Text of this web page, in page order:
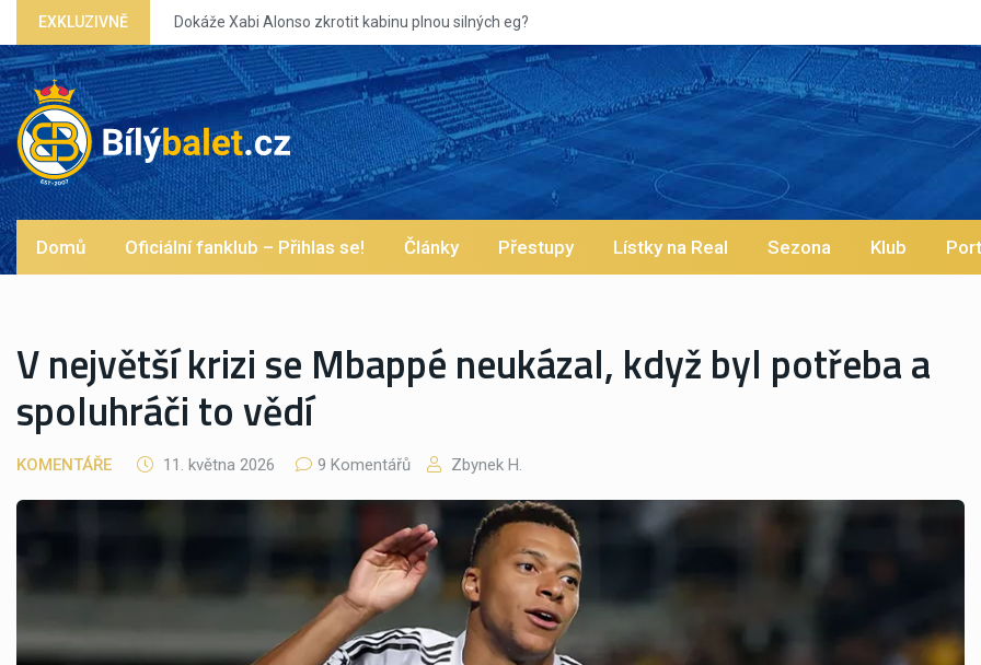
EXKLUZIVNĚ
Dokáže Xabi Alonso zkrotit kabinu plnou silných eg?
Domů Oficiální fanklub – Přihlas se! Články Přestupy Lístky na Real Sezona Klub
V největší krizi se Mbappé neukázal, když byl potřeba a
spoluhráči to vědí
KOMENTÁŘE 11. května 2026 9 Komentářů Zbynek H.